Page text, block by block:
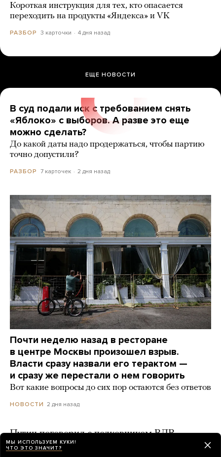
Короткая инструкция для тех, кто опасается
переходить на продукты «Яндекса» и VK
РАЗБОР 3 карточки 4 дня назад
ЕЩЕ НОВОСТИ
В суд подали иск с требованием снять
«Яблоко» с выборов. А разве это еще
можно сделать?
До какой даты надо продержаться, чтобы партию
точно допустили?
РАЗБОР 7 карточек 2 дня назад
Почти неделю назад в ресторане
в центре Москвы произошел взрыв.
Власти сразу назвали его терактом —
и сразу же перестали о нем говорить
Вот какие вопросы до сих пор остаются без ответов
НОВОСТИ 2 дня назад
Путин поговорил с полковником ВДВ,
которого в прошлом году «похоронили» z-
МЫ ИСПОЛЬЗУЕМ КУКИ!
ЧТО ЭТО ЗНАЧИТ?